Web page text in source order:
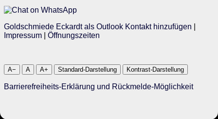
Goldschmiede Eckardt als Outlook Kontakt hinzufügen
Impressum
Öffnungszeiten
A− A A+ Standard-Darstellung Kontrast-Darstellung
Barrierefreiheits-Erklärung und Rückmelde-Möglichkeit